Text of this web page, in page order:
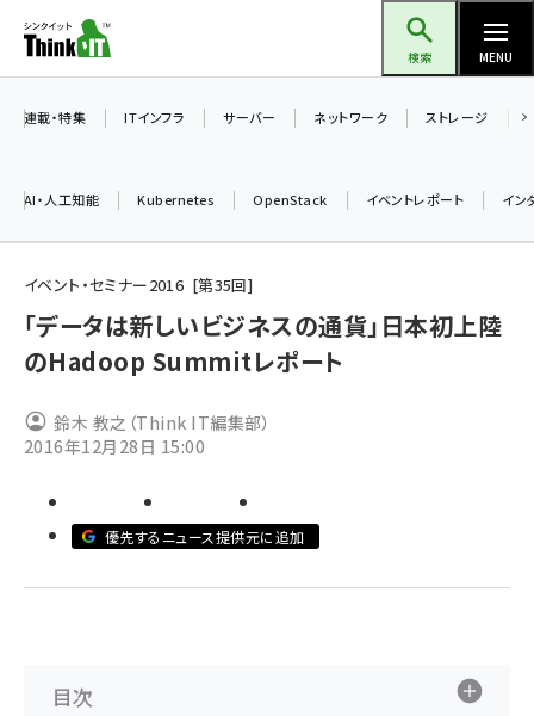
ン
ツ
検索 MENU
加藤銘のチーム貢献～仲間と築いた勝利の絆～ (2329)
iot女子会 (2295)
drupal (1966)
abc123 (1371)
連載・特集 ITインフラ サーバー ネットワーク ストレージ
AI・人工知能 Kubernetes OpenStack イベントレポート イン
イベント・セミナー2016 第35回
「データは新しいビジネスの通貨」日本初上陸
のHadoop Summitレポート
鈴木 教之（Think IT編集部）
2016年12月28日 15:00
優先するニュース提供元に追加
目次